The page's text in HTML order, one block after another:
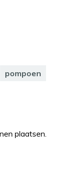
pompoen
plaatsen.